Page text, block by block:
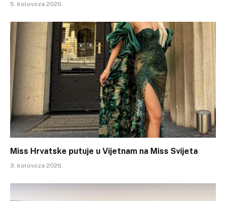
5. kolovoza 2026.
Miss Hrvatske putuje u Vijetnam na Miss Svijeta
3. kolovoza 2026.